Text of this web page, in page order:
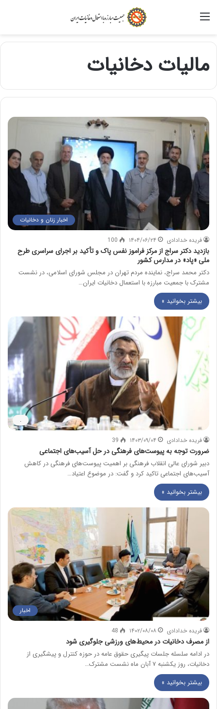
مالیات دخانیات
اخبار زنان و دخانیات
فریده خدادادی ۱۴۰۴/۰۶/۲۴ 100
بازدید دکتر سراج از مرکز فراموز نفس پاک و تأکید بر اجرای سراسری طرح
ملی «پاد» در مدارس کشور
دکتر محمد سراج، نماینده مردم تهران در مجلس شورای اسلامی، در نشست
مشترک با جمعیت مبارزه با استعمال دخانیات ایران…
بیشتر بخوانید »
.
فریده خدادادی ۱۴۰۳/۰۹/۰۴ 39
ضرورت توجه به پیوست‌های فرهنگی در حل آسیب‌های اجتماعی
دبیر شورای عالی انقلاب فرهنگی بر اهمیت پیوست‌های فرهنگی در کاهش
آسیب‌های اجتماعی تاکید کرد و گفت: در موضوع اعتیاد…
بیشتر بخوانید »
اخبار
فریده خدادادی ۱۴۰۲/۰۸/۰۸ 48
از مصرف دخانیات در محیط‌های ورزشی جلوگیری شود
در ادامه سلسله جلسات پیگیری حقوق عامه در حوزه کنترل و پیشگیری از
دخانیات، روز یکشنبه ۷ آبان ماه نشست مشترک…
بیشتر بخوانید »